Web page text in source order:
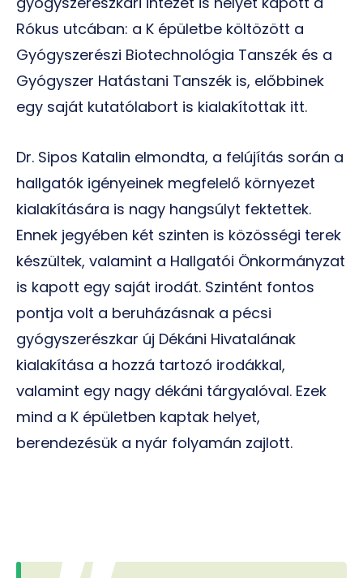
Rókus utcában: a K épületbe költözött a
Gyógyszerészi Biotechnológia Tanszék és a
Gyógyszer Hatástani Tanszék is, előbbinek
egy saját kutatólabort is kialakítottak itt.
Dr. Sipos Katalin elmondta, a felújítás során a
hallgatók igényeinek megfelelő környezet
kialakítására is nagy hangsúlyt fektettek.
Ennek jegyében két szinten is közösségi terek
készültek, valamint a Hallgatói Önkormányzat
is kapott egy saját irodát. Szintént fontos
pontja volt a beruházásnak a pécsi
gyógyszerészkar új Dékáni Hivatalának
kialakítása a hozzá tartozó irodákkal,
valamint egy nagy dékáni tárgyalóval. Ezek
mind a K épületben kaptak helyet,
berendezésük a nyár folyamán zajlott.